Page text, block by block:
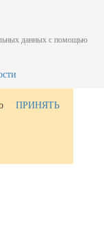
данных с помощью
ПРИНЯТЬ